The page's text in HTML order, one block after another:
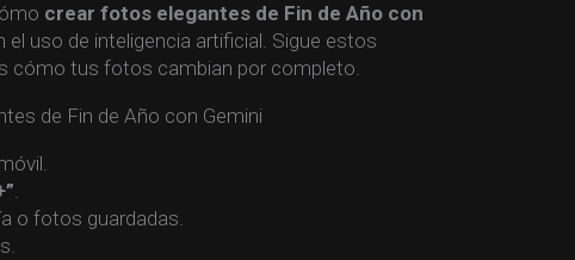
crear fotos elegantes de Fin de Año con
el uso de inteligencia artificial. Sigue estos
cómo tus fotos cambian por completo.
.
o fotos guardadas.